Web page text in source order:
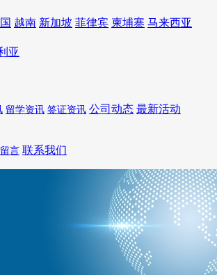
越南 新加坡 菲律宾 柬埔寨 马来西亚
亚
留学资讯 签证资讯 公司动态 最新活动
言 联系我们